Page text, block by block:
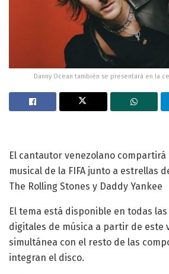
Danny Ocean también se presentará en la
El cantautor venezolano
musical de la FIFA junto a estrellas
The Rolling Stones y Daddy Yankee
El tema está disponible en todas
digitales de música a partir de este
simultánea con el resto de las
integran el disco.